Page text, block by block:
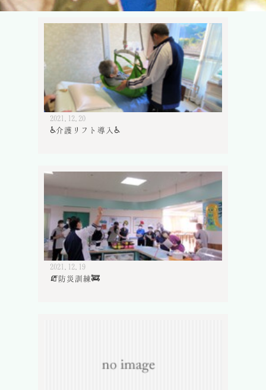
2021.12.20
♿介護リフト導入♿
2021.12.19
🧯防災訓練🚒